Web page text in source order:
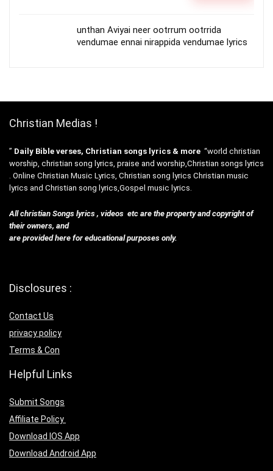
unthan Aviyai neer ootrrum ootrrida
vendumae ennai nirappida vendumae lyrics
Christian Medias !
” Daily Bible verses, Christian songs lyrics & more “world christian
worship, christian song lyrics, praise and worship,Christian songs lyrics
. Online Christian Music Lyrics, Christian song lyrics Christian music
lyrics and Christian song lyrics,Gospel music lyrics.
All christian Songs lyrics , videos etc are the property and copyright of
their owners, and
are provided here for educational purposes only.
Disclosures :
Contact Us
privacy policy
Terms & Con
Helpful Links
Submit Songs
Affiliate Policy
Download IOS App
Download Android App